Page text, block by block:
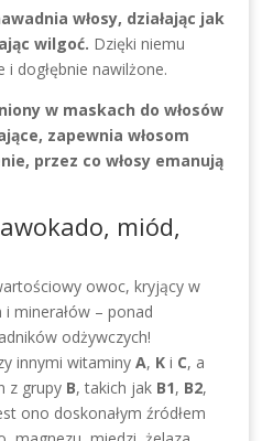
włosy, działając jak
wilgoć. Dzięki niemu
i dogłębnie nawilżone.
w maskach do włosów
zapewnia włosom
przez co włosy emanują
miód,
owoc, kryjący w
minerałów – ponad
odżywczych!
innymi witaminy A, Ki C, a
z grupy B, takich jak B1, B2,
ono doskonałym źródłem